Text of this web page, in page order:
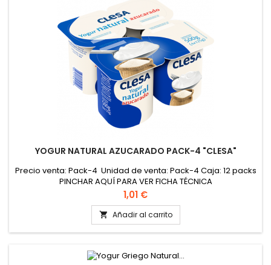
YOGUR NATURAL AZUCARADO PACK-4 "CLESA"
Precio venta: Pack-4 Unidad de venta: Pack-4 Caja: 12 packs
PINCHAR AQUÍ PARA VER FICHA TÉCNICA
Precio
1,01 €
 Añadir al carrito